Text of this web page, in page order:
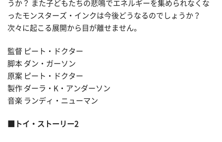
うか？ また子どもたちの悲鳴でエネルギーを集められなくな
ったモンスターズ・インクは今後どうなるのでしょうか？
次々に起こる展開から目が離せません。
監督 ピート・ドクター
脚本 ダン・ガーソン
原案 ピート・ドクター
製作 ダーラ・K・アンダーソン
音楽 ランディ・ニューマン
■トイ・ストーリー2